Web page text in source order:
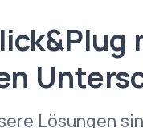
Lösungen